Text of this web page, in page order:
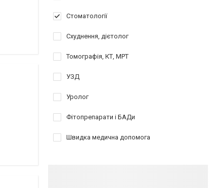
Стоматології
Схуднення, дієтолог
Томографія, КТ, МРТ
УЗД
Уролог
Фітопрепарати і БАДи
Швидка медична допомога